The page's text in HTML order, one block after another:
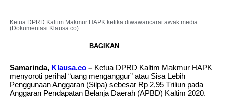
Ketua DPRD Kaltim Makmur HAPK ketika diwawancarai awak media.
(Dokumentasi Klausa.co)
BAGIKAN
Samarinda, Klausa.co – Ketua DPRD Kaltim Makmur HAPK
menyoroti perihal “uang menganggur” atau Sisa Lebih
Penggunaan Anggaran (Silpa) sebesar Rp 2,95 Triliun pada
Anggaran Pendapatan Belanja Daerah (APBD) Kaltim 2020.